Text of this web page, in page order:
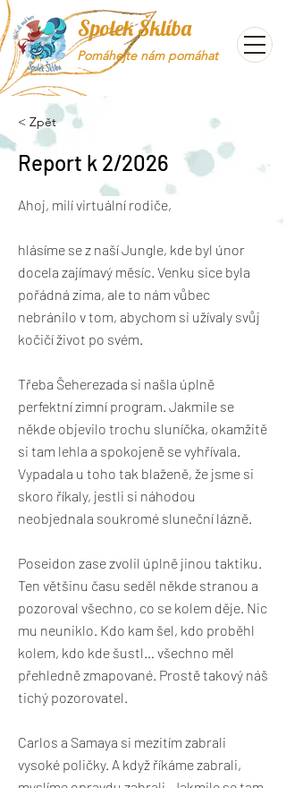
Spolek Šklíba
Pomáhejte nám pomáhat
< Zpět
Report k 2/2026
Ahoj, milí virtuální rodiče,
hlásíme se z naší Jungle, kde byl únor
docela zajímavý měsíc. Venku sice byla
pořádná zima, ale to nám vůbec
nebránilo v tom, abychom si užívaly svůj
kočičí život po svém.
Třeba Šeherezada si našla úplně
perfektní zimní program. Jakmile se
někde objevilo trochu sluníčka, okamžitě
si tam lehla a spokojeně se vyhřívala.
Vypadala u toho tak blaženě, že jsme si
skoro říkaly, jestli si náhodou
neobjednala soukromé sluneční lázně.
Poseidon zase zvolil úplně jinou taktiku.
Ten většinu času seděl někde stranou a
pozoroval všechno, co se kolem děje. Nic
mu neuniklo. Kdo kam šel, kdo proběhl
kolem, kdo kde šustl… všechno měl
přehledně zmapované. Prostě takový náš
tichý pozorovatel.
Carlos a Samaya si mezitím zabrali
vysoké poličky. A když říkáme zabrali,